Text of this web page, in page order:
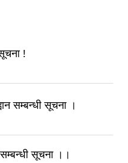
!
सम्बन्धी सूचना ।
सूचना ।।